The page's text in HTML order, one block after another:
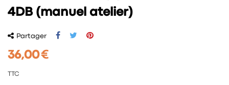
4DB (manuel atelier)
Partager
36,00 €
TTC